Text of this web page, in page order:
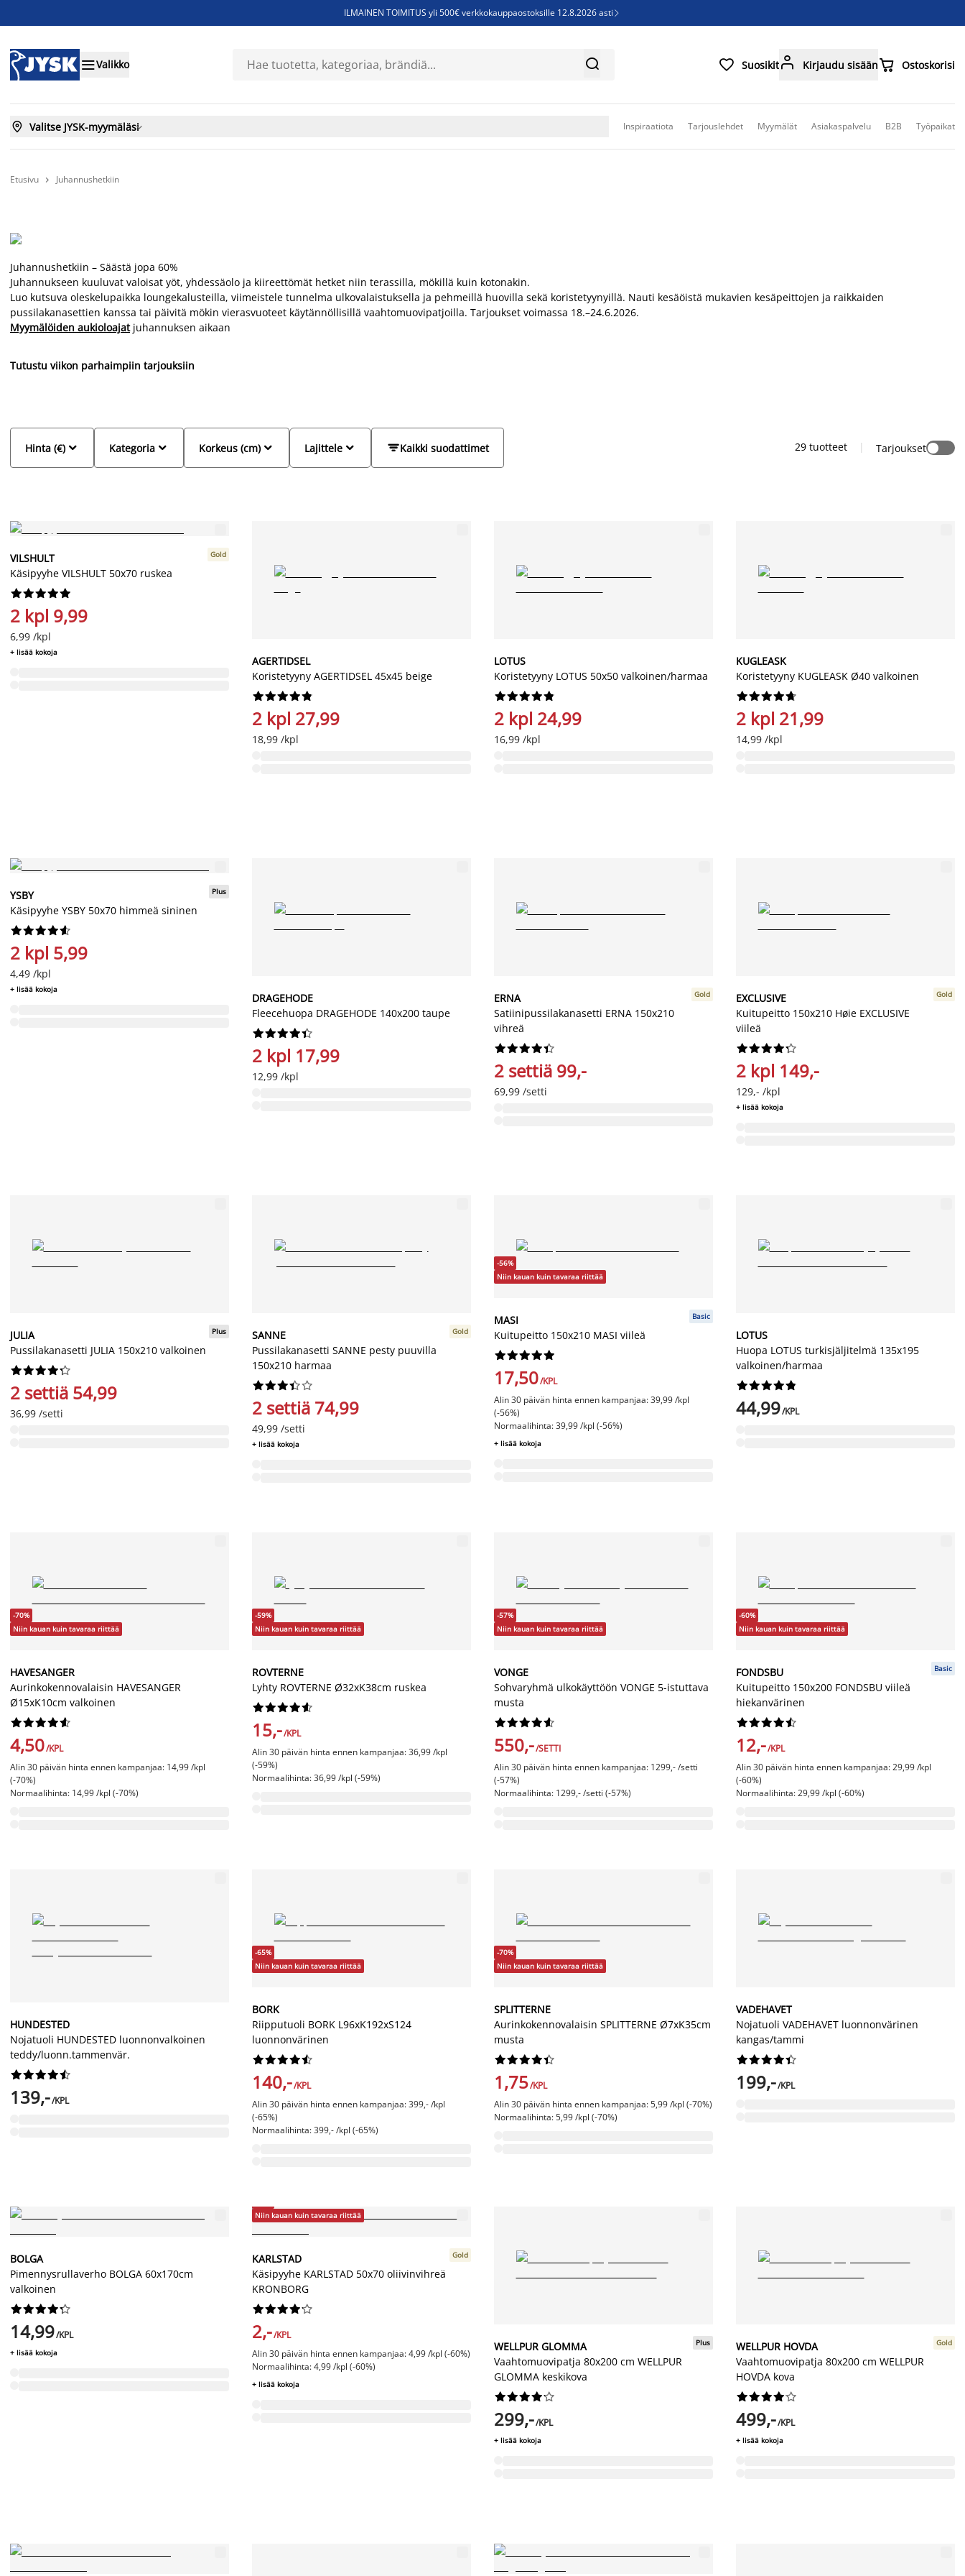
ILMAINEN TOIMITUS yli 500€ verkkokauppaostoksille 12.8.2026 asti 
Sijauspatjoja - Säästä jopa 60%
Valikko   Suosikit Kirjaudu sisään Ostoskorisi
 Valitse JYSK-myymäläsi Inspiraatiota Tarjouslehdet Myymälät Asiakaspalvelu B2B Työpaikat
Etusivu  Juhannushetkiin
Juhannushetkiin – Säästä jopa 60%
Juhannukseen kuuluvat valoisat yöt, yhdessäolo ja kiireettömät hetket niin terassilla, mökillä kuin kotonakin.
Luo kutsuva oleskelupaikka loungekalusteilla, viimeistele tunnelma ulkovalaistuksella ja pehmeillä huovilla sekä koristetyynyillä. Nauti kesäöistä mukavien kesäpeittojen ja raikkaiden
pussilakanasettien kanssa tai päivitä mökin vierasvuoteet käytännöllisillä vaahtomuovipatjoilla. Tarjoukset voimassa 18.–24.6.2026.
Myymälöiden aukioloajat juhannuksen aikaan
Tutustu viikon parhaimpiin tarjouksiin

Hinta (€) 
Kategoria 
Korkeus (cm) Kaikki suodattimet

Lajittele 29 tuotteet | Tarjoukset
VILSHULT
Käsipyyhe VILSHULT 50x70 ruskea
Gold






2 kpl 9,99
6,99 /kpl
+ lisää kokoja
AGERTIDSEL
Koristetyyny AGERTIDSEL 45x45 beige






2 kpl 27,99
18,99 /kpl
LOTUS
Koristetyyny LOTUS 50x50 valkoinen/harmaa






2 kpl 24,99
16,99 /kpl
KUGLEASK
Koristetyyny KUGLEASK Ø40 valkoinen






2 kpl 21,99
14,99 /kpl
YSBY
Käsipyyhe YSBY 50x70 himmeä sininen
Plus






2 kpl 5,99
4,49 /kpl
+ lisää kokoja
DRAGEHODE
Fleecehuopa DRAGEHODE 140x200 taupe






2 kpl 17,99
12,99 /kpl
ERNA
Satiinipussilakanasetti ERNA 150x210
vihreä
Gold






2 settiä 99,-
69,99 /setti
EXCLUSIVE
Kuitupeitto 150x210 Høie EXCLUSIVE
viileä
Gold






2 kpl 149,-
129,- /kpl
+ lisää kokoja
JULIA
Pussilakanasetti JULIA 150x210 valkoinen
Plus






2 settiä 54,99
36,99 /setti
SANNE
Pussilakanasetti SANNE pesty puuvilla
150x210 harmaa
Gold






2 settiä 74,99
49,99 /setti
+ lisää kokoja
-56%
Niin kauan kuin tavaraa riittää
MASI
Kuitupeitto 150x210 MASI viileä
Basic






17,50/KPL
Alin 30 päivän hinta ennen kampanjaa: 39,99 /kpl
(-56%)
Normaalihinta: 39,99 /kpl (-56%)
+ lisää kokoja
LOTUS
Huopa LOTUS turkisjäljitelmä 135x195
valkoinen/harmaa






44,99/KPL
-70%
Niin kauan kuin tavaraa riittää
HAVESANGER
Aurinkokennovalaisin HAVESANGER
Ø15xK10cm valkoinen






4,50/KPL
Alin 30 päivän hinta ennen kampanjaa: 14,99 /kpl
(-70%)
Normaalihinta: 14,99 /kpl (-70%)
-59%
Niin kauan kuin tavaraa riittää
ROVTERNE
Lyhty ROVTERNE Ø32xK38cm ruskea






15,-/KPL
Alin 30 päivän hinta ennen kampanjaa: 36,99 /kpl
(-59%)
Normaalihinta: 36,99 /kpl (-59%)
-57%
Niin kauan kuin tavaraa riittää
VONGE
Sohvaryhmä ulkokäyttöön VONGE 5-istuttava
musta






550,-/SETTI
Alin 30 päivän hinta ennen kampanjaa: 1299,- /setti
(-57%)
Normaalihinta: 1299,- /setti (-57%)
-60%
Niin kauan kuin tavaraa riittää
FONDSBU
Kuitupeitto 150x200 FONDSBU viileä
hiekanvärinen
Basic






12,-/KPL
Alin 30 päivän hinta ennen kampanjaa: 29,99 /kpl
(-60%)
Normaalihinta: 29,99 /kpl (-60%)
HUNDESTED
Nojatuoli HUNDESTED luonnonvalkoinen
teddy/luonn.tammenvär.






139,-/KPL
-65%
Niin kauan kuin tavaraa riittää
BORK
Riipputuoli BORK L96xK192xS124
luonnonvärinen






140,-/KPL
Alin 30 päivän hinta ennen kampanjaa: 399,- /kpl
(-65%)
Normaalihinta: 399,- /kpl (-65%)
-70%
Niin kauan kuin tavaraa riittää
SPLITTERNE
Aurinkokennovalaisin SPLITTERNE Ø7xK35cm
musta






1,75/KPL
Alin 30 päivän hinta ennen kampanjaa: 5,99 /kpl (-70%)
Normaalihinta: 5,99 /kpl (-70%)
VADEHAVET
Nojatuoli VADEHAVET luonnonvärinen
kangas/tammi






199,-/KPL
BOLGA
Pimennysrullaverho BOLGA 60x170cm
valkoinen






14,99/KPL
+ lisää kokoja
Niin kauan kuin tavaraa riittää
KARLSTAD
Käsipyyhe KARLSTAD 50x70 oliivinvihreä
KRONBORG
Gold






2,-/KPL
Alin 30 päivän hinta ennen kampanjaa: 4,99 /kpl (-60%)
Normaalihinta: 4,99 /kpl (-60%)
+ lisää kokoja
WELLPUR GLOMMA
Vaahtomuovipatja 80x200 cm WELLPUR
GLOMMA keskikova
Plus






299,-/KPL
+ lisää kokoja
WELLPUR HOVDA
Vaahtomuovipatja 80x200 cm WELLPUR
HOVDA kova
Gold






499,-/KPL
+ lisää kokoja